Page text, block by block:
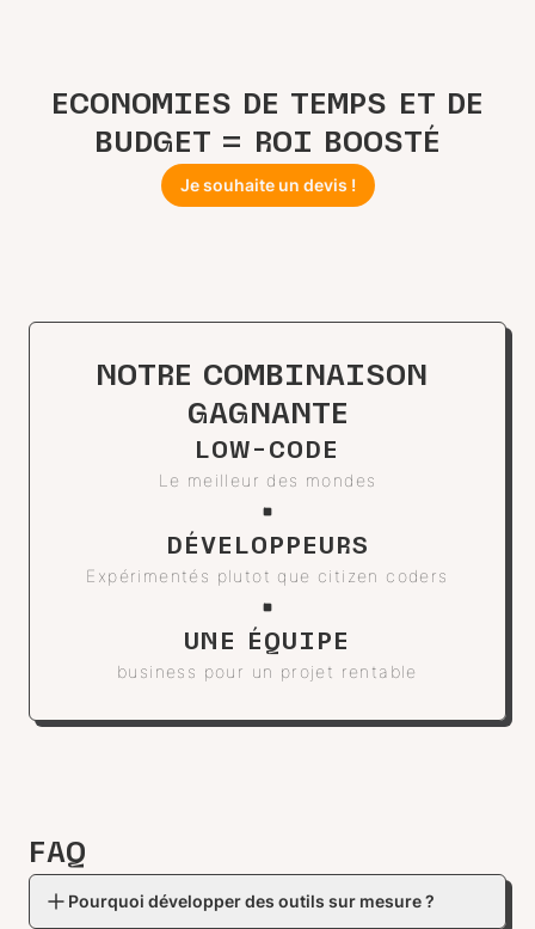
ECONOMIES DE TEMPS ET DE
BUDGET = ROI BOOSTÉ
Je souhaite un devis !
NOTRE COMBINAISON
GAGNANTE
LOW-CODE
Le meilleur des mondes
DÉVELOPPEURS
Expérimentés plutot que citizen coders
UNE ÉQUIPE
business pour un projet rentable
FAQ
Pourquoi développer des outils sur mesure ?